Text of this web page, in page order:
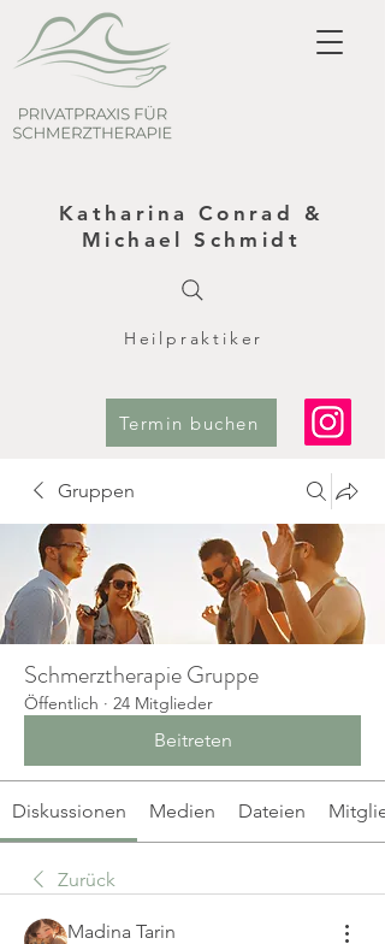
Heilpraktiker
Katharina Conrad &
Michael Schmidt
Termin buchen
Gruppen
Schmerztherapie Gruppe
Öffentlich · 24 Mitglieder
Beitreten
Diskussionen Medien Dateien
Zurück
Madina Tarin